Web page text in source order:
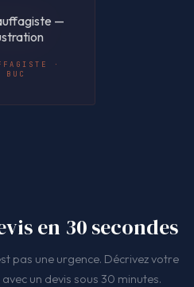
·
BUC
en 30 secondes
pas une urgence. Décrivez votre
un devis sous 30 minutes.